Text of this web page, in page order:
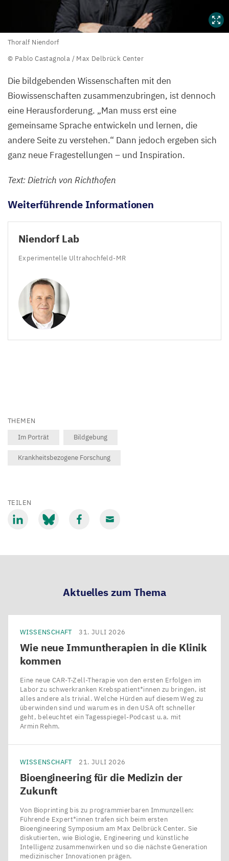
Thoralf
Niendorf
Pablo
Castagnola
Max
Delbrück
Center
Thoralf Niendorf
© Pablo Castagnola / Max Delbrück Center
Die bildgebenden Wissenschaften mit den
Biowissenschaften zusammenzubringen, ist dennoch
eine Herausforderung. „Man muss erst eine
gemeinsame Sprache entwickeln und lernen, die
andere Seite zu verstehen.“ Dann jedoch ergeben sich
ganz neue Fragestellungen – und Inspiration.
Text: Dietrich von Richthofen
Weiterführende Informationen
Niendorf Lab
Experimentelle Ultrahochfeld-MR
THEMEN
Im Porträt
Bildgebung
Krankheitsbezogene Forschung
TEILEN
Aktuelles zum Thema
WISSENSCHAFT 31. JULI 2026
Wie neue Immuntherapien in die Klinik
kommen
Eine neue CAR-T-Zell-Therapie von den ersten Erfolgen im
Labor zu schwerkranken Krebspatient*innen zu bringen, ist
alles andere als trivial. Welche Hürden auf diesem Weg zu
überwinden sind und warum es in den USA oft schneller
geht, beleuchtet ein Tagesspiegel-Podcast u.a. mit
Armin Rehm.
WISSENSCHAFT 21. JULI 2026
Bioengineering für die Medizin der
Zukunft
Von Bioprinting bis zu programmierbaren Immunzellen:
Führende Expert*innen trafen sich beim ersten
Bioengineering Symposium am Max Delbrück Center. Sie
diskutierten, wie Biologie, Engineering und künstliche
Intelligenz zusammenwirken und so die nächste Generation
medizinischer Innovationen prägen.